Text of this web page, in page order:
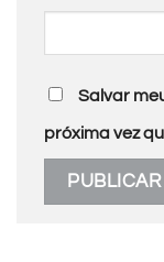
Salvar
próxima vez